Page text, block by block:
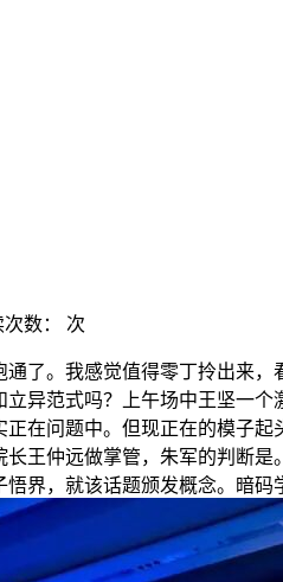
数： 次
。我感觉值得零丁拎出来，
异范式吗？上午场中王坚一
正在问题中。但现正在的模子
王仲远做掌管，朱军的判断
界，就该话题颁发概念。暗